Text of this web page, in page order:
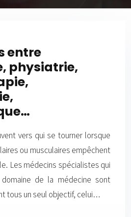
entre
physiatrie,
vers qui se tourner lorsque
ou musculaires empêchent
Les médecins spécialistes qui
de la médecine sont
tous un seul objectif, celui…